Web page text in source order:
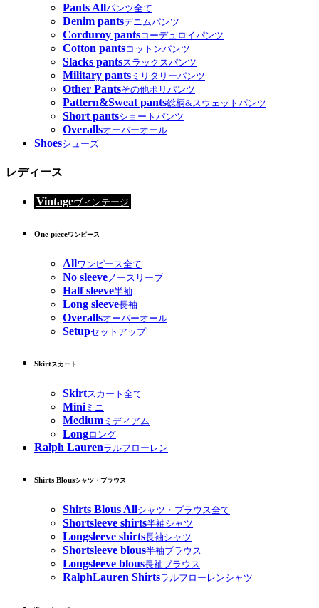
Pants Allパンツ全て
Denim pantsデニムパンツ
Corduroy pantsコーデュロイパンツ
Cotton pantsコットンパンツ
Slacks pantsスラックスパンツ
Military pants ミリタリーパンツ
Other Pantsその他ポリパンツ
Pattern&Sweat pants総柄&スウェットパンツ
Short pantsショートパンツ
Overallsオーバーオール
Shoesシューズ
レディース
Vintageヴィンテージ
One pieceワンピース
Allワンピース全て
No sleeveノースリーブ
Half sleeve半袖
Long sleeve長袖
Overallsオーバーオール
Setupセットアップ
Skirtスカート
Skirtスカート全て
Miniミニ
Medium ミディアム
Longロング
Ralph Laurenラルフローレン
Shirts Blousシャツ・ブラウス
Shirts Blous Allシャツ・ブラウス全て
Shortsleeve shirts半袖シャツ
Longsleeve shirts長袖シャツ
Shortsleeve blous半袖ブラウス
Longsleeve blous長袖ブラウス
RalphLauren Shirtsラルフローレンシャツ